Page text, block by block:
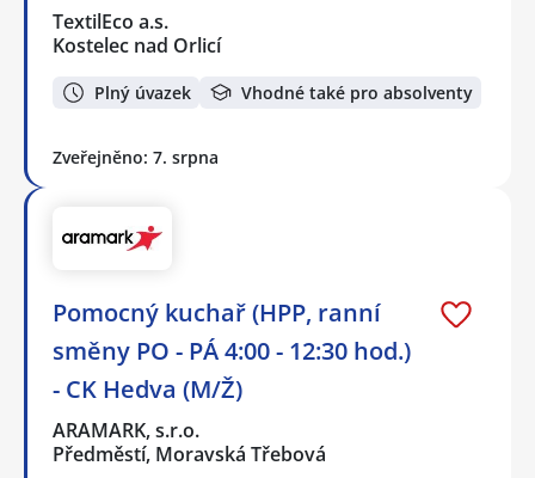
TextilEco a.s.
Kostelec nad Orlicí
Plný úvazek Vhodné také pro absolventy
Zveřejněno: 7. srpna
Pomocný kuchař (HPP, ranní
směny PO - PÁ 4:00 - 12:30 hod.)
- CK Hedva (M/Ž)
ARAMARK, s.r.o.
Předměstí, Moravská Třebová